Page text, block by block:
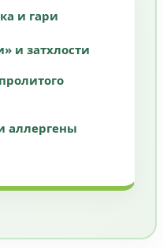
и гари
и затхлости
аллергены